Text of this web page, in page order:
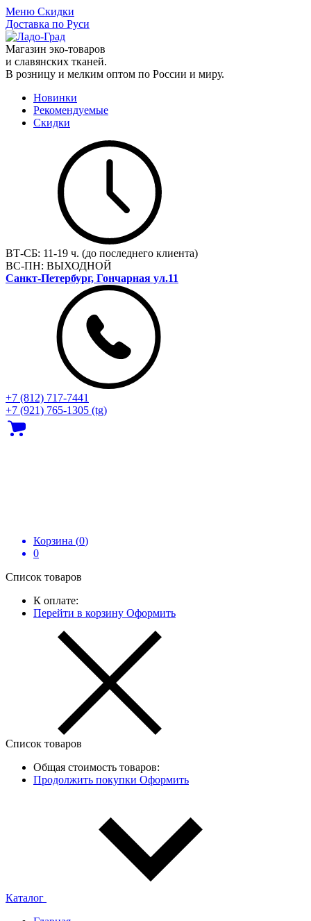
Меню Скидки
Доставка по Руси
Магазин эко-товаров
и славянских тканей.
В розницу и мелким оптом по России и миру.
Новинки
Рекомендуемые
Скидки
ВТ-СБ: 11-19 ч. (до последнего клиента)
ВС-ПН: ВЫХОДНОЙ
Санкт-Петербург, Гончарная ул.11
+7 (812) 717‑7441
+7 (921) 765-1305 (tg)
Корзина (0)
0
Список товаров
К оплате:
Перейти в корзину Оформить
Список товаров
Общая стоимость товаров:
Продолжить покупки Оформить
Каталог